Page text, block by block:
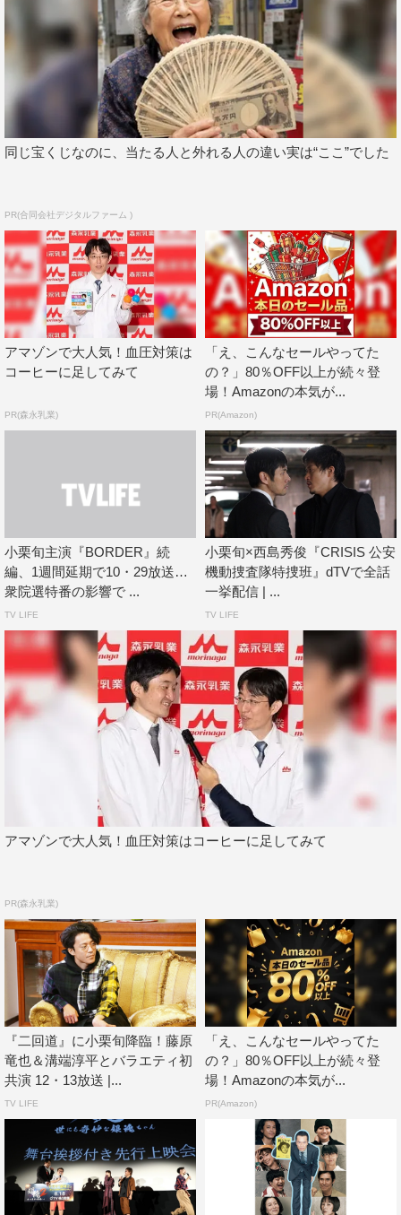
初めて共演して、一緒に地方ロケに行ったんですけど、そ
こで僕がベロッベロに酔っ払っちゃって…。旬君に担がれ
ながら、“しっかりしてくれよー！”って怒られたんですよ
（笑）」と述懐。続けて「その次に共演したのが映画『ク
ローズZERO』。“すげ～、旬君！ アクション俳優になっ
た!!”と思っていたら、『BORDER』では死んだ目ができ
る名優になっていました！」と小栗を絶賛した。
話ができ上がったとき、遠藤さんに“旬君、ホンットに芝
居が上手くなったね！”と言われて！ すごくうれしかった
んです」と感謝。さらに、「『越境』のラストがなぜああ
いう描写だったか…。『贖罪』はその理由が伝わるスター
トになっています」と話し、「皆さんの期待に応えられる
続編ができたと思います」と胸を張った。
『BORDER 贖罪』に先駆けて、10月6日と13日（金）に
は波瑠主演のスピンオフ『BORDER 衝動～検視官・比嘉
ミカ』（後11・15ほか）が前・後編で放送される。
（Ｃ）テレビ朝日
同じ宝くじなのに、当たる人と外れる人の違い実は“ここ”でした
PR(合同会社デジタルファーム )
アマゾンで大人気！血圧対策は
コーヒーに足してみて
PR(森永乳業)
「え、こんなセールやってた
の？」80％OFF以上が続々登
場！Amazonの本気が...
PR(Amazon)
小栗旬主演『BORDER』続
編、1週間延期で10・29放送…
衆院選特番の影響で ...
TV LIFE
小栗旬×西島秀俊『CRISIS 公安
機動捜査隊特捜班』dTVで全話
一挙配信 | ...
TV LIFE
アマゾンで大人気！血圧対策はコーヒーに足してみて
PR(森永乳業)
『二回道』に小栗旬降臨！藤原
竜也＆溝端淳平とバラエティ初
共演 12・13放送 |...
TV LIFE
「え、こんなセールやってた
の？」80％OFF以上が続々登
場！Amazonの本気が...
PR(Amazon)